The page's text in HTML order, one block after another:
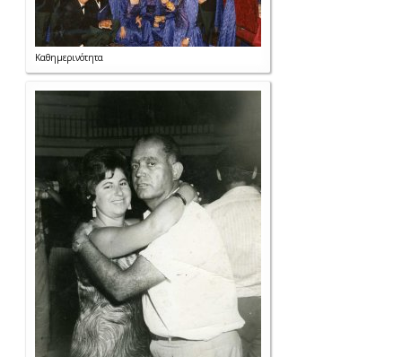
Καθημερινότητα